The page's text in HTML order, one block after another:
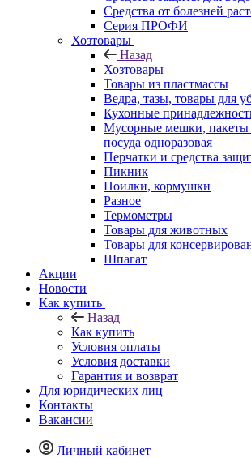
Средства от болезней
Серия ПРОФИ
Хозтовары
Назад
Хозтовары
Товары из пластмассы
Ведра, тазы, товары для
Кухонные
Мусорные мешки, пакеты
посуда одноразовая
Перчатки и средства
Пикник
Поилки, кормушки
Разное
Термометры
Товары для животных
Товары для
Шпагат
Акции
Новости
Как купить
Назад
Как купить
Условия оплаты
Условия доставки
Гарантия и возврат
Для юридических лиц
Контакты
Вакансии
Личный кабинет